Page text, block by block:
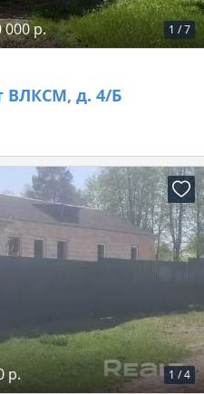
1 /7
р.
ВЛКСМ, д. 4/Б
1 /4
р.